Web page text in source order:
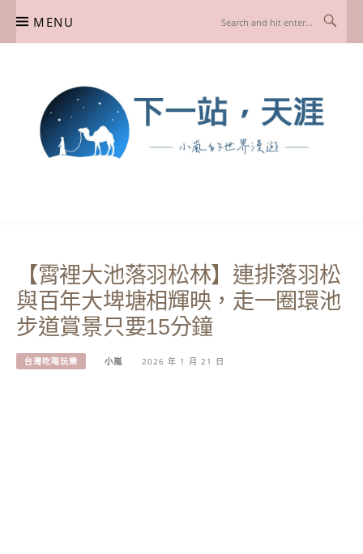
MENU
【霄裡大池落羽松林】連排落羽松
與百年大埤塘相輝映，走一圈環池
步道賞景只要15分鐘
台灣吃喝玩樂 小嵐 2026 年 1 月 21 日